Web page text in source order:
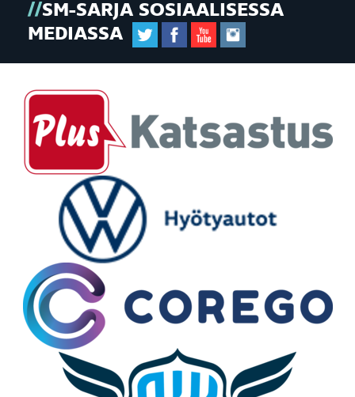
SM-SARJA SOSIAALISESSA
MEDIASSA